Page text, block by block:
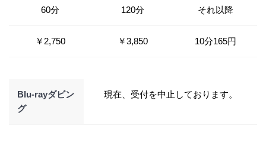
60分 120分 それ以降
￥2,750 ￥3,850 10分165円
Blu-rayダビン
グ
現在、受付を中止しております。